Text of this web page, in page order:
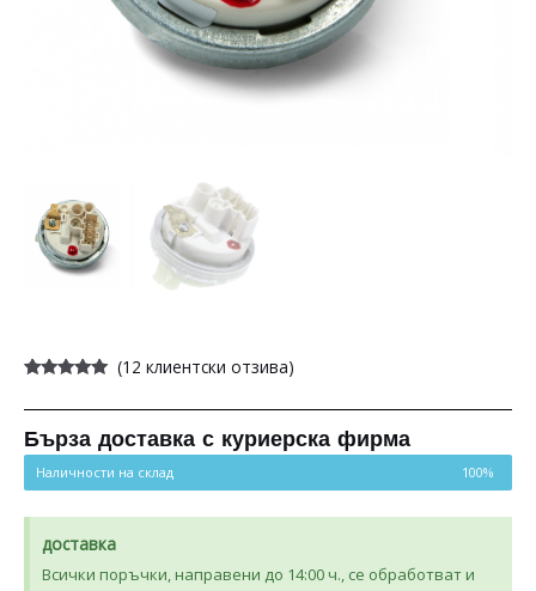
4.92от 5,
на
потребителски
оценки
(12 клиентски отзива)
Бърза доставка с куриерска фирма
Наличности на склад 100%
доставка
Всички поръчки, направени до 14:00 ч., се обработват и